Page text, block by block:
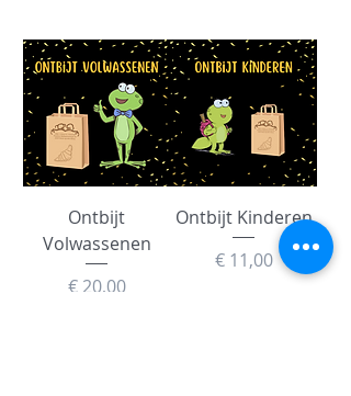
Ontbijt
Volwassenen
Prijs
€ 20,00
Ontbijt Kinderen
Prijs
€ 11,00